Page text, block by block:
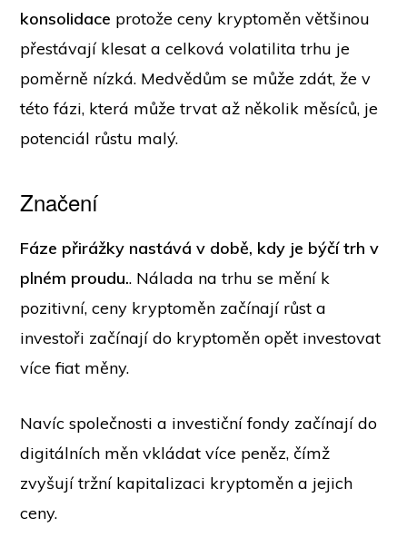
konsolidace protože ceny kryptoměn většinou
přestávají klesat a celková volatilita trhu je
poměrně nízká. Medvědům se může zdát, že v
této fázi, která může trvat až několik měsíců, je
potenciál růstu malý.
Značení
Fáze přirážky nastává v době, kdy je býčí trh v
plném proudu.. Nálada na trhu se mění k
pozitivní, ceny kryptoměn začínají růst a
investoři začínají do kryptoměn opět investovat
více fiat měny.
Navíc společnosti a investiční fondy začínají do
digitálních měn vkládat více peněz, čímž
zvyšují tržní kapitalizaci kryptoměn a jejich
ceny.